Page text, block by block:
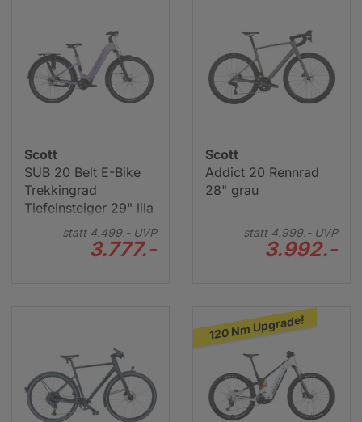
Scott
SUB 20 Belt E-Bike
Trekkingrad
Tiefeinsteiger 29" lila
statt 4.499.-UVP
3.777.-
Scott
Addict 20 Rennrad
28" grau
statt 4.999.-UVP
3.992.-
120 Nm Upgrade!